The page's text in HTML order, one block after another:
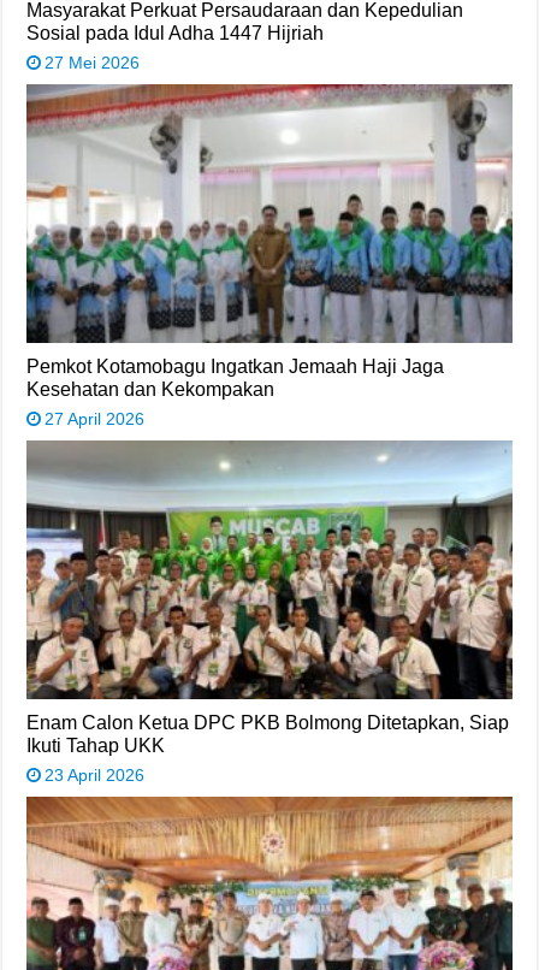
Masyarakat Perkuat Persaudaraan dan Kepedulian
Sosial pada Idul Adha 1447 Hijriah
27 Mei 2026
Pemkot Kotamobagu Ingatkan Jemaah Haji Jaga
Kesehatan dan Kekompakan
27 April 2026
Enam Calon Ketua DPC PKB Bolmong Ditetapkan, Siap
Ikuti Tahap UKK
23 April 2026